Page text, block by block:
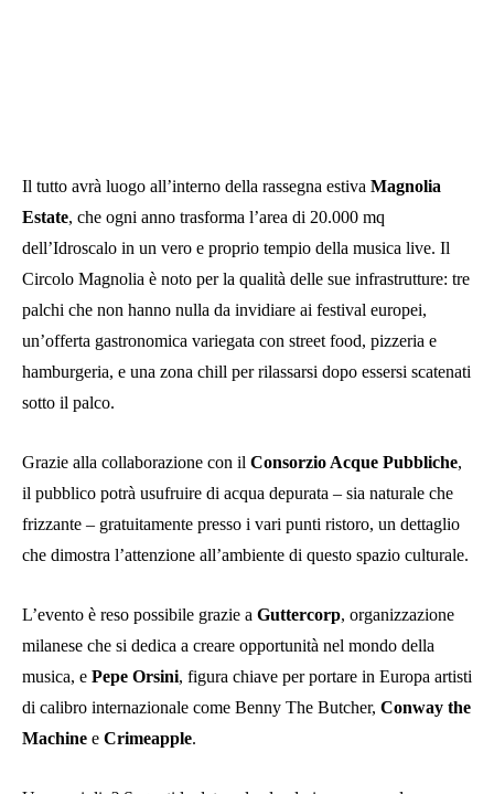
Il tutto avrà luogo all’interno della rassegna estiva Magnolia
Estate, che ogni anno trasforma l’area di 20.000 mq
dell’Idroscalo in un vero e proprio tempio della musica live. Il
Circolo Magnolia è noto per la qualità delle sue infrastrutture: tre
palchi che non hanno nulla da invidiare ai festival europei,
un’offerta gastronomica variegata con street food, pizzeria e
hamburgeria, e una zona chill per rilassarsi dopo essersi scatenati
sotto il palco.
Grazie alla collaborazione con il Consorzio Acque Pubbliche,
il pubblico potrà usufruire di acqua depurata – sia naturale che
frizzante – gratuitamente presso i vari punti ristoro, un dettaglio
che dimostra l’attenzione all’ambiente di questo spazio culturale.
L’evento è reso possibile grazie a Guttercorp, organizzazione
milanese che si dedica a creare opportunità nel mondo della
musica, e Pepe Orsini, figura chiave per portare in Europa artisti
di calibro internazionale come Benny The Butcher, Conway the
Machine e Crimeapple.